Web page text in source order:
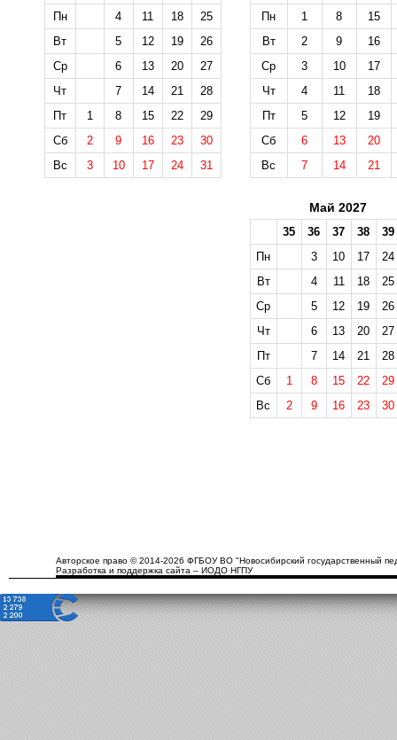
Пн
4 11 18
25
Вт
5 12 19
26
Ср
6 13 20
27
Чт
7 14 21
28
Пт
1 8 15 22
29
Сб
2 9 16 23
30
Вс
3 10 17 24 31
Пн
1 8
15
Вт
2 9
16
Ср
3 10
17
Чт
4 11
18
Пт
5 12
19
Сб
6 13
20
Вс
7 14 21
Май 2027
35 36 37 38
39
Пн
3 10 17
24
Вт
4 11 18
25
Ср
5 12 19
26
Чт
6 13 20
27
Пт
7 14 21
28
Сб
1 8 15 22
29
Вс
2 9 16 23 30
Авторское право © 2014-2026 ФГБОУ ВО "Новосибирский государственный
Разработка и поддержка сайта – ИОДО НГПУ